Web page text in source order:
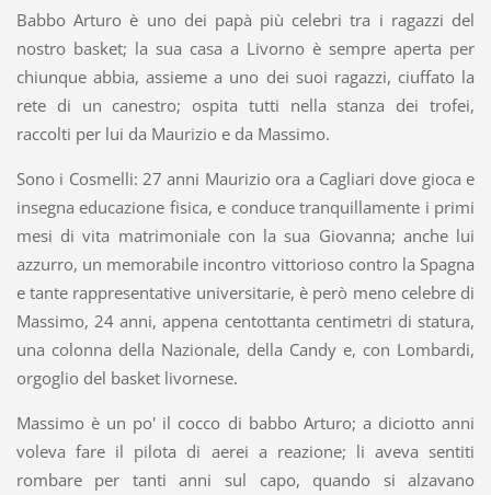
Babbo Arturo è uno dei papà più celebri tra i ragazzi del
nostro basket; la sua casa a Livorno è sempre aperta per
chiunque abbia, assieme a uno dei suoi ragazzi, ciuffato la
rete di un canestro; ospita tutti nella stanza dei trofei,
raccolti per lui da Maurizio e da Massimo.
Sono i Cosmelli: 27 anni Maurizio ora a Cagliari dove gioca e
insegna educazione fisica, e conduce tranquillamente i primi
mesi di vita matrimoniale con la sua Giovanna; anche lui
azzurro, un memorabile incontro vittorioso contro la Spagna
e tante rappresentative universitarie, è però meno celebre di
Massimo, 24 anni, appena centottanta centimetri di statura,
una colonna della Nazionale, della Candy e, con Lombardi,
orgoglio del basket livornese.
Massimo è un po' il cocco di babbo Arturo; a diciotto anni
voleva fare il pilota di aerei a reazione; li aveva sentiti
rombare per tanti anni sul capo, quando si alzavano